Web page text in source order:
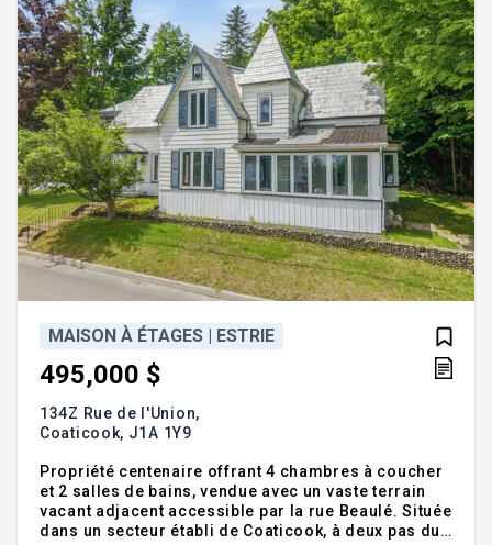
campagne tranquill
MAISON À ÉTAGES | ESTRIE
495,000 $
134Z Rue de l'Union,
Coaticook, J1A 1Y9
Propriété centenaire offrant 4 chambres à coucher
et 2 salles de bains, vendue avec un vaste terrain
vacant adjacent accessible par la rue Beaulé. Située
dans un secteur établi de Coaticook, à deux pas du